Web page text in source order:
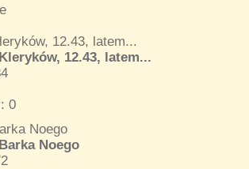
12.43, latem...
0
Noego